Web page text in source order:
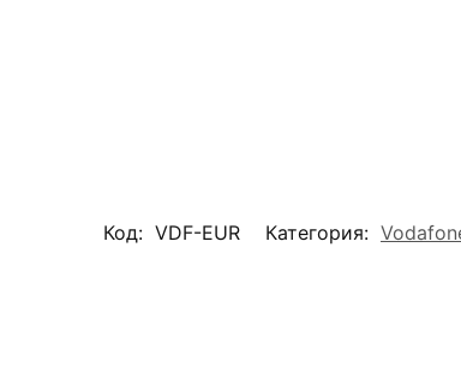
Код: VDF-EUR Категория: